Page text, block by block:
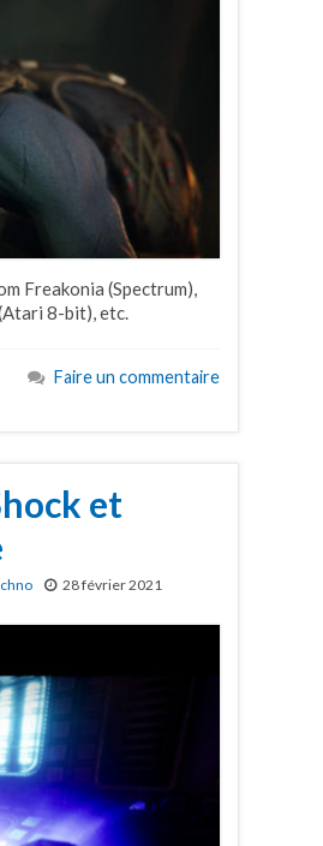
Freakonia (Spectrum),
8-bit), etc.
Faire un commentaire
et
28 février 2021